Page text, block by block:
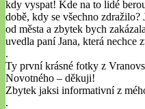
kdy vyspat! Kde na to lidé
době, kdy se všechno zdražilo?
od města a zbytek bych
uvedla paní Jana, která nechce
.
Ty první krásné fotky z
Novotného – děkuji!
Zbytek jaksi informativní z
.